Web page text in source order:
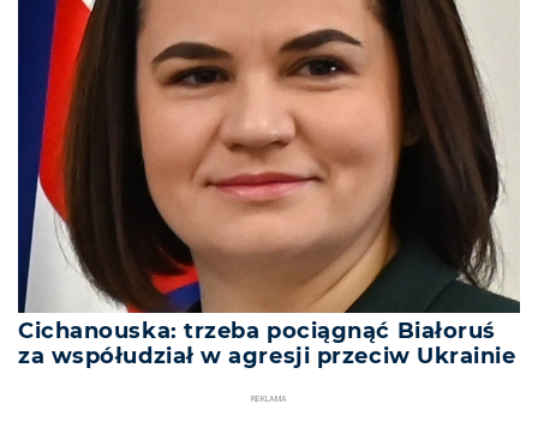
Cichanouska: trzeba pociągnąć Białoruś
za współudział w agresji przeciw Ukrainie
REKLAMA